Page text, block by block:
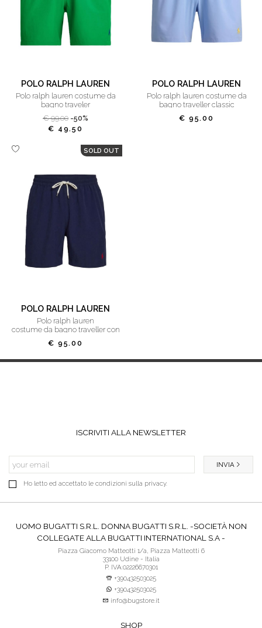
POLO RALPH LAUREN
polo ralph lauren costume da
bagno traveler
€ 99.00 -50%
€ 49.50
POLO RALPH LAUREN
polo ralph lauren costume da
bagno traveller classic
€ 95.00
SOLD OUT
POLO RALPH LAUREN
polo ralph lauren
costume da bagno traveller con
€ 95.00
ISCRIVITI ALLA NEWSLETTER
Ho letto ed accettato le condizioni sulla privacy.
INVIA
UOMO BUGATTI S.R.L. DONNA BUGATTI S.R.L. -SOCIETÀ NON
COLLEGATE ALLA BUGATTI INTERNATIONAL S.A -
Piazza Giacomo Matteotti 1/a, Piazza Matteotti 6
33100 Udine - Italia
P. IVA:02226670301
+390432503025
+390432503025
info@bugstore.it
SHOP